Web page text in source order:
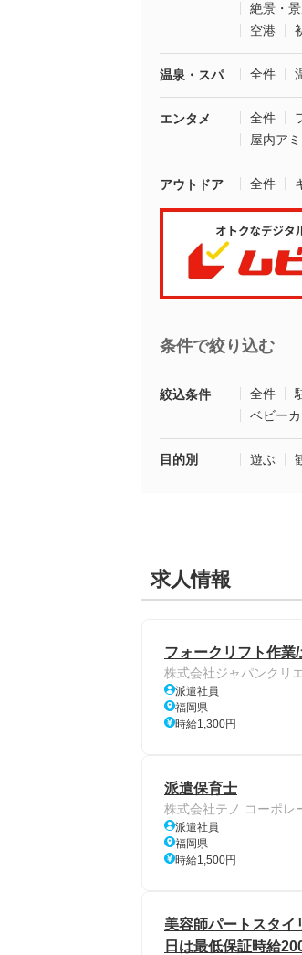
絶景・
空港
温泉・スパ 全件
エンタメ 全件
屋内ア
アウトドア 全件
条件で絞り込む
絞込条件 全件
ベビー
目的別 遊ぶ
求人情報
フォークリフト作業
株式会社ジャパンクリ
派遣社員
福岡県
時給1,300円
派遣保育士
株式会社テノ.コーポレ
派遣社員
福岡県
時給1,500円
美容師パートスタイ
日は最低保証時給